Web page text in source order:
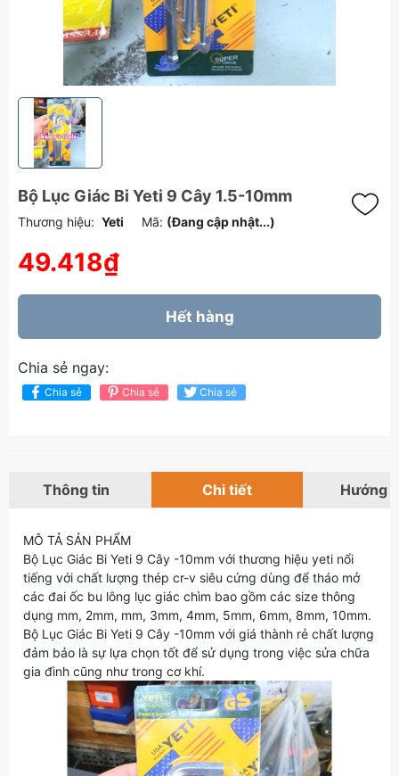
Bộ Lục Giác Bi Yeti 9 Cây 1.5-10mm
Thương hiệu: Yeti Mã: (Đang cập nhật...)
49.418₫
Hết hàng
Chia sẻ ngay:
Chia sẻ Chia sẻ Chia sẻ
Thông tin Chi tiết Hướng
MÔ TẢ SẢN PHẨM
Bộ Lục Giác Bi Yeti 9 Cây -10mm với thương hiệu yeti nổi
tiếng với chất lượng thép cr-v siêu cứng dùng để tháo mở
các đai ốc bu lông lục giác chìm bao gồm các size thông
dụng mm, 2mm, mm, 3mm, 4mm, 5mm, 6mm, 8mm, 10mm.
Bộ Lục Giác Bi Yeti 9 Cây -10mm với giá thành rẻ chất lượng
đảm bảo là sự lựa chọn tốt để sử dụng trong việc sửa chữa
gia đình cũng như trong cơ khí.